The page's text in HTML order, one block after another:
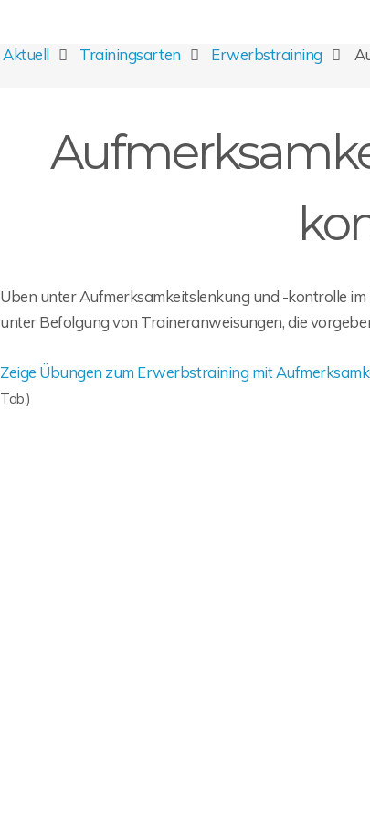
Aktuell Trainingsarten Erwerbstraining
Üben unter Aufmerksamkeitslenkung und -kontrolle
unter Befolgung von Traineranweisungen, die
Zeige Übungen zum Erwerbstraining mit
Tab.)